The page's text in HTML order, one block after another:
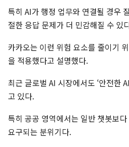
특히 AI가 행정 업무와 연결될 경우
절한 응답 문제가 더 민감해질 수 있
카카오는 이런 위험 요소를 줄이기
을 적용했다고 설명했다.
최근 글로벌 AI 시장에서도 ‘안전한
고 있다.
특히 공공 영역에서는 일반 챗봇보
요구되는 분위기다.